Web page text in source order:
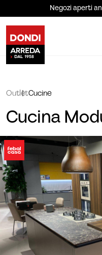
Negozi aperti
OutletCucine
Cucina